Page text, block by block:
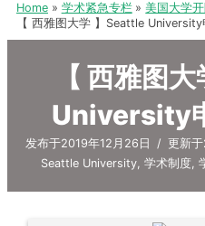
Home 学术紧急专栏
美国大学
【 西雅图大学 】Seattle
【 西雅图
University
发布于2019年12月26日 / 更新
Seattle University, 学术制度,